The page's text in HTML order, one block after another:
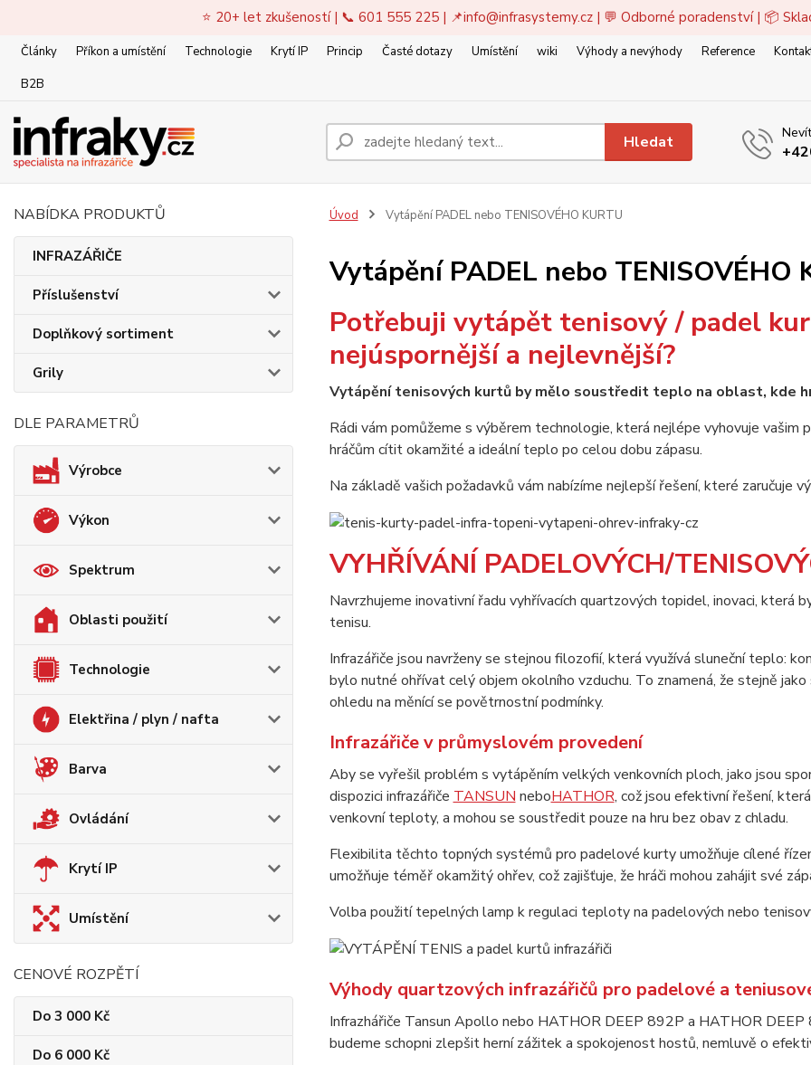
⭐ 20+ let zkušeností | 📞 601 555 225 | 📌info@infrasystemy.cz| 💬 Odborné poradenství | 📦
Články Příkon a umístění Technologie Krytí IP Princip Časté dotazy Umístění wiki Výhody a nevýhody Reference
B2B
Hledat
NABÍDKA PRODUKTŮ
INFRAZÁŘIČE
Příslušenství
Doplňkový sortiment
Grily
DLE PARAMETRŮ
Výrobce
Výkon
Spektrum
Oblasti použití
Technologie
Elektřina / plyn / nafta
Barva
Ovládání
Krytí IP
Umístění
CENOVÉ ROZPĚTÍ
Do 3 000 Kč
Do 6 000 Kč
Úvod Vytápění PADEL nebo TENISOVÉHO KURTU
Vytápění PADEL nebo TENISOVÉHO
Potřebuji vytápět tenisový / padel
nejúspornější a nejlevnější?
Vytápění tenisových kurtů by mělo soustředit teplo na oblast, kde
Rádi vám pomůžeme s výběrem technologie, která nejlépe vyhovuje
hráčům cítit okamžité a ideální teplo po celou dobu zápasu.
Na základě vašich požadavků vám nabízíme nejlepší řešení, které zaručuje
VYHŘÍVÁNÍ PADELOVÝCH/
Navrzhujeme inovativní řadu vyhřívacích quartzových topidel, inovaci, která
tenisu.
Infrazářiče jsou navrženy se stejnou filozofií, která využívá sluneční teplo:
bylo nutné ohřívat celý objem okolního vzduchu. To znamená, že stejně
ohledu na měnící se povětrnostní podmínky.
Infrazářiče v průmyslovém provedení
Aby se vyřešil problém s vytápěním velkých venkovních ploch, jako jsou
dispozici infrazářiče TANSUN neboHATHOR, což jsou efektivní řešení,
venkovní teploty, a mohou se soustředit pouze na hru bez obav z chladu.
Flexibilita těchto topných systémů pro padelové kurty umožňuje cílené
umožňuje téměř okamžitý ohřev, což zajišťuje, že hráči mohou zahájit své
Volba použití tepelných lamp k regulaci teploty na padelových nebo
Výhody quartzových infrazářičů pro padelové a
Infrazhářiče Tansun Apollo nebo HATHOR DEEP 892P a HATHOR
budeme schopni zlepšit herní zážitek a spokojenost hostů, nemluvě o